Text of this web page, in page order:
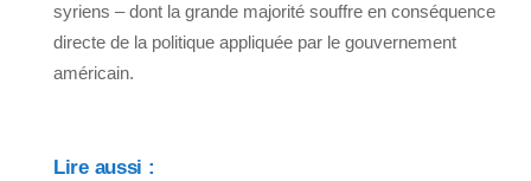
syriens – dont la grande majorité souffre en conséquence
directe de la politique appliquée par le gouvernement
américain.
Lire aussi :